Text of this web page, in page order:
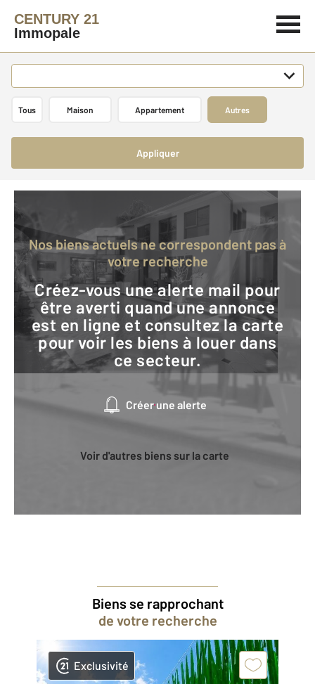
CENTURY 21
Immopale
Tous Maison Appartement Autres
Appliquer
Nos biens actuels ne correspondent pas à
votre recherche
Créez-vous une alerte mail pour
être averti quand une annonce
est en ligne et consultez la carte
pour voir les biens à louer dans
ce secteur.
Créer une alerte
Voir d'autres biens sur la carte
Biens se rapprochant
de votre recherche
Exclusivité